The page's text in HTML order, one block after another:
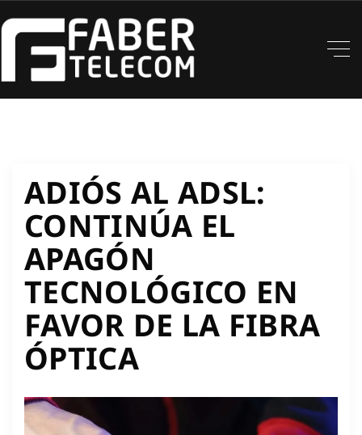
ADIÓS AL ADSL:
CONTINÚA EL
APAGÓN
TECNOLÓGICO EN
FAVOR DE LA FIBRA
ÓPTICA